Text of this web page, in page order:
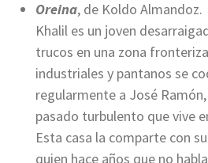
Oreina, de Koldo Almandoz.
Khalil es un joven
trucos en una zona
industriales y pantanos se
regularmente a José
pasado turbulento que vive
Esta casa la comparte con
quien hace años que no